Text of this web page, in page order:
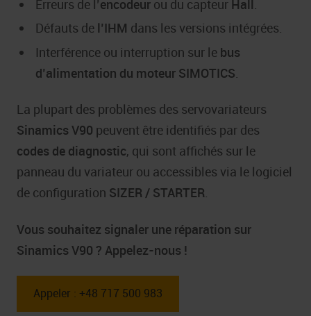
Erreurs de l’encodeur ou du capteur Hall.
Défauts de l’IHM dans les versions intégrées.
Interférence ou interruption sur le bus
d’alimentation du moteur SIMOTICS.
La plupart des problèmes des servovariateurs
Sinamics V90 peuvent être identifiés par des
codes de diagnostic, qui sont affichés sur le
panneau du variateur ou accessibles via le logiciel
de configuration SIZER / STARTER.
Vous souhaitez signaler une réparation sur
Sinamics V90 ? Appelez-nous !
Appeler : +48 717 500 983